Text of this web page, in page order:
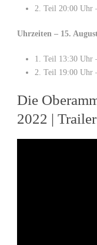
2. Teil 20:00 Uhr
Uhrzeiten – 15.
1. Teil 13:30 Uhr
2. Teil 19:00 Uhr
Die
2022 | Trailer